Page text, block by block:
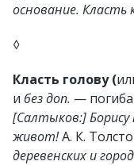
основание. Класть
◊
Класть голову (
и без доп. —
[Салтыков:] Борису
живот!А. К.
деревенских и